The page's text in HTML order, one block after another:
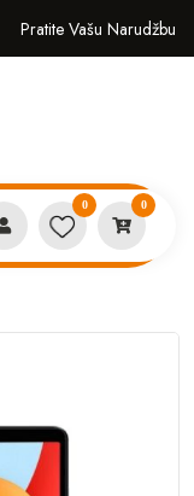
Pratite Vašu Narudžbu
0 0